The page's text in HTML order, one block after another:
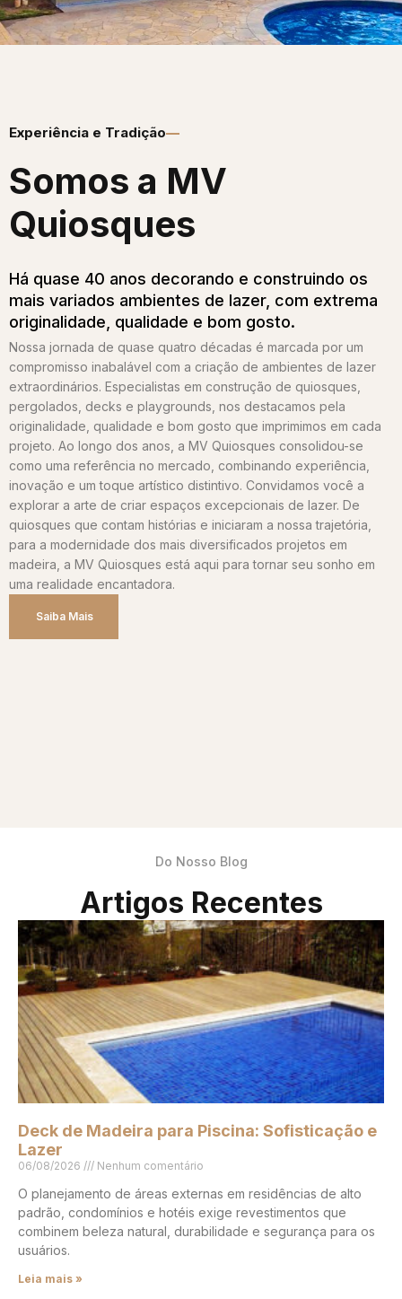
Experiência e Tradição
Somos a MV
Quiosques​
Há quase 40 anos decorando e construindo os
mais variados ambientes de lazer, com extrema
originalidade, qualidade e bom gosto.
Nossa jornada de quase quatro décadas é marcada por um
compromisso inabalável com a criação de ambientes de lazer
extraordinários. Especialistas em construção de quiosques,
pergolados, decks e playgrounds, nos destacamos pela
originalidade, qualidade e bom gosto que imprimimos em cada
projeto. Ao longo dos anos, a MV Quiosques consolidou-se
como uma referência no mercado, combinando experiência,
inovação e um toque artístico distintivo. Convidamos você a
explorar a arte de criar espaços excepcionais de lazer. De
quiosques que contam histórias e iniciaram a nossa trajetória,
para a modernidade dos mais diversificados projetos em
madeira, a MV Quiosques está aqui para tornar seu sonho em
uma realidade encantadora.
Saiba Mais
Do Nosso Blog
Artigos Recentes
Deck de Madeira para Piscina: Sofisticação e
Lazer
06/08/2026 Nenhum comentário
O planejamento de áreas externas em residências de alto
padrão, condomínios e hotéis exige revestimentos que
combinem beleza natural, durabilidade e segurança para os
usuários.
Leia mais »